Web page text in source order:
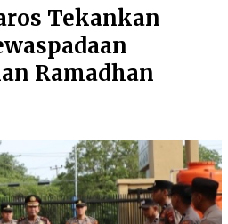
Tekankan
Ramadhan